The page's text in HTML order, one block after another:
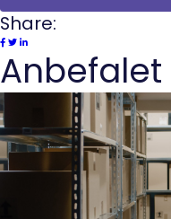
Share: